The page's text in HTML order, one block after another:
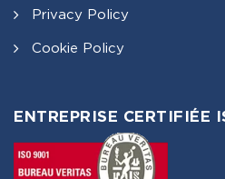
Privacy Policy
Cookie Policy
ENTREPRISE CERTIFIÉE